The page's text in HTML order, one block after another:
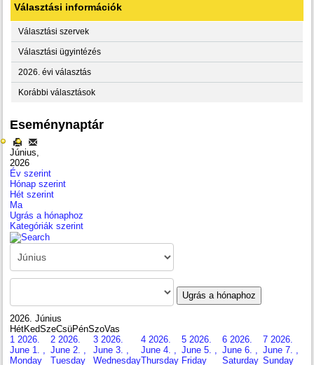
Választási információk
Választási szervek
Választási ügyintézés
2026. évi választás
Korábbi választások
Eseménynaptár
Június,
2026
Év szerint
Hónap szerint
Hét szerint
Ma
Ugrás a hónaphoz
Kategóriák szerint
Ugrás a hónaphoz
2026. Június
HétKedSzeCsüPénSzoVas
1 2026.
June 1. ,
Monday
2 2026.
June 2. ,
Tuesday
3 2026.
June 3. ,
Wednesday
4 2026.
June 4. ,
Thursday
5 2026.
June 5. ,
Friday
6 2026.
June 6. ,
Saturday
7 2026.
June 7. ,
Sunday